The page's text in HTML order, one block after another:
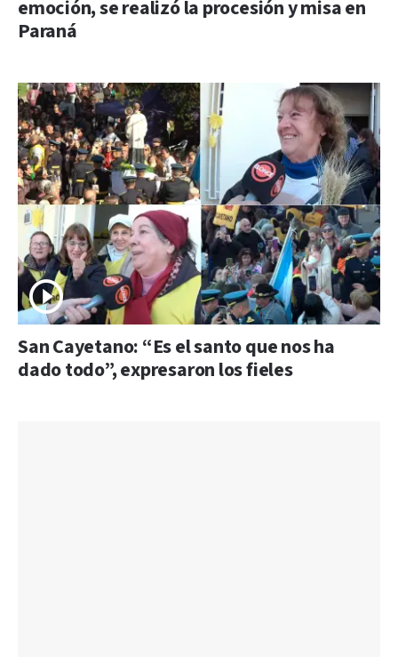
emoción, se realizó la procesión y misa en
Paraná
San Cayetano: “Es el santo que nos ha
dado todo”, expresaron los fieles